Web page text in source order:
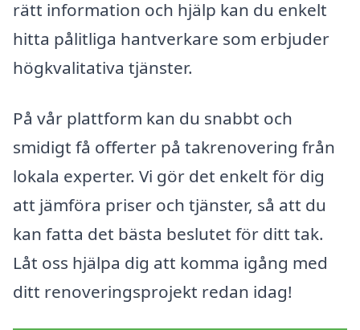
rätt information och hjälp kan du enkelt
hitta pålitliga hantverkare som erbjuder
högkvalitativa tjänster.
På vår plattform kan du snabbt och
smidigt få offerter på takrenovering från
lokala experter. Vi gör det enkelt för dig
att jämföra priser och tjänster, så att du
kan fatta det bästa beslutet för ditt tak.
Låt oss hjälpa dig att komma igång med
ditt renoveringsprojekt redan idag!